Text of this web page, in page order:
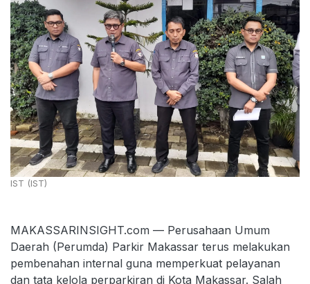
IST (IST)
MAKASSARINSIGHT.com — Perusahaan Umum
Daerah (Perumda) Parkir Makassar terus melakukan
pembenahan internal guna memperkuat pelayanan
dan tata kelola perparkiran di Kota Makassar. Salah